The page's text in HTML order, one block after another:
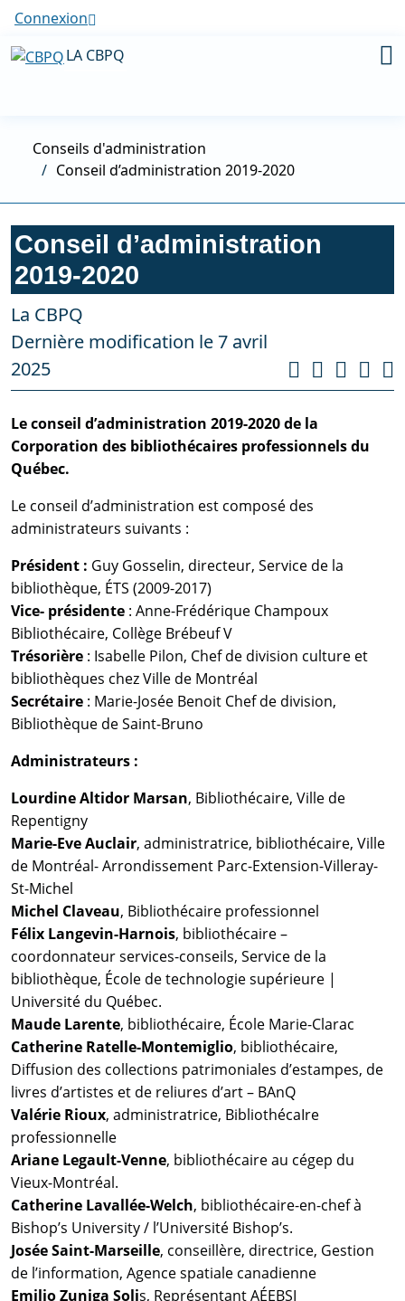
Connexion
LA CBPQ
Conseils d'administration
Conseil d’administration 2019-2020
Conseil d’administration
2019-2020
La CBPQ
Dernière modification le 7 avril
2025
Le conseil d’administration 2019-2020 de la
Corporation des bibliothécaires professionnels du
Québec.
Le conseil d’administration est composé des
administrateurs suivants :
Président : Guy Gosselin, directeur, Service de la
bibliothèque, ÉTS (2009-2017)
Vice- présidente : Anne-Frédérique Champoux
Bibliothécaire, Collège Brébeuf V
Trésorière : Isabelle Pilon, Chef de division culture et
bibliothèques chez Ville de Montréal
Secrétaire : Marie-Josée Benoit Chef de division,
Bibliothèque de Saint-Bruno
Administrateurs :
Lourdine Altidor Marsan, Bibliothécaire, Ville de
Repentigny
Marie-Eve Auclair, administratrice, bibliothécaire, Ville
de Montréal- Arrondissement Parc-Extension-Villeray-
St-Michel
Michel Claveau, Bibliothécaire professionnel
Félix Langevin-Harnois, bibliothécaire –
coordonnateur services-conseils, Service de la
bibliothèque, École de technologie supérieure |
Université du Québec.
Maude Larente, bibliothécaire, École Marie-Clarac
Catherine Ratelle-Montemiglio, bibliothécaire,
Diffusion des collections patrimoniales d’estampes, de
livres d’artistes et de reliures d’art – BAnQ
Valérie Rioux, administratrice, BibliothécaIre
professionnelle
Ariane Legault-Venne, bibliothécaire au cégep du
Vieux-Montréal.
Catherine Lavallée-Welch, bibliothécaire-en-chef à
Bishop’s University / l’Université Bishop’s.
Josée Saint-Marseille, conseillère, directrice, Gestion
de l’information, Agence spatiale canadienne
Emilio Zuniga Solis, Représentant AÉEBSI